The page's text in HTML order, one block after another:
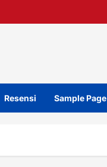
Resensi Sample Page